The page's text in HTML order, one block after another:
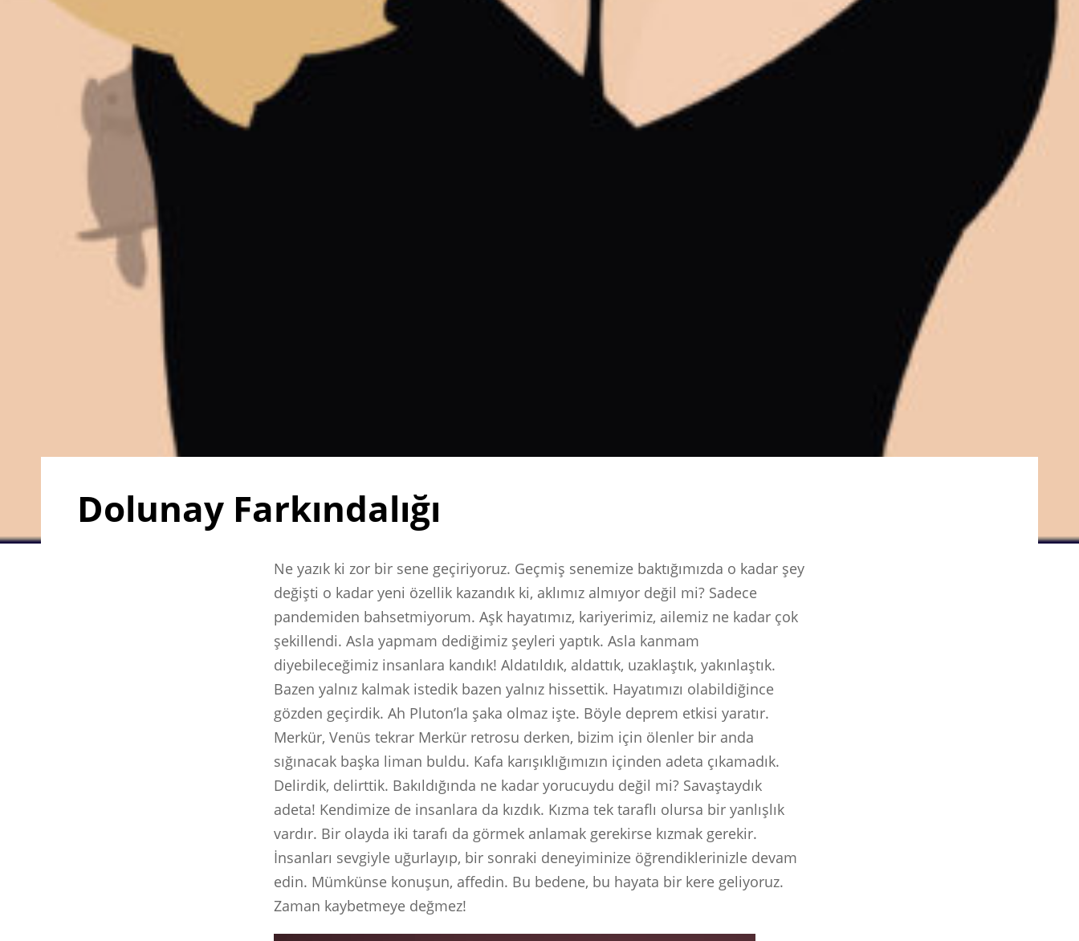
Dolunay Farkındalığı
Ne yazık ki zor bir sene geçiriyoruz. Geçmiş senemize baktığımızda o kadar şey
değişti o kadar yeni özellik kazandık ki, aklımız almıyor değil mi? Sadece
pandemiden bahsetmiyorum. Aşk hayatımız, kariyerimiz, ailemiz ne kadar çok
şekillendi. Asla yapmam dediğimiz şeyleri yaptık. Asla kanmam
diyebileceğimiz insanlara kandık! Aldatıldık, aldattık, uzaklaştık, yakınlaştık.
Bazen yalnız kalmak istedik bazen yalnız hissettik. Hayatımızı olabildiğince
gözden geçirdik. Ah Pluton’la şaka olmaz işte. Böyle deprem etkisi yaratır.
Merkür, Venüs tekrar Merkür retrosu derken, bizim için ölenler bir anda
sığınacak başka liman buldu. Kafa karışıklığımızın içinden adeta çıkamadık.
Delirdik, delirttik. Bakıldığında ne kadar yorucuydu değil mi? Savaştaydık
adeta! Kendimize de insanlara da kızdık. Kızma tek taraflı olursa bir yanlışlık
vardır. Bir olayda iki tarafı da görmek anlamak gerekirse kızmak gerekir.
İnsanları sevgiyle uğurlayıp, bir sonraki deneyiminize öğrendiklerinizle devam
edin. Mümkünse konuşun, affedin. Bu bedene, bu hayata bir kere geliyoruz.
Zaman kaybetmeye değmez!